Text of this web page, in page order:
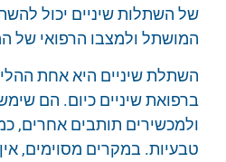
של השתלות שיניים יכול
המושתל ולמצבו הרפואי של
השתלת שיניים היא אחת
ברפואת שיניים כיום. הם
ולמכשירים תותבים אחרים,
טבעיות. במקרים מסוימים,